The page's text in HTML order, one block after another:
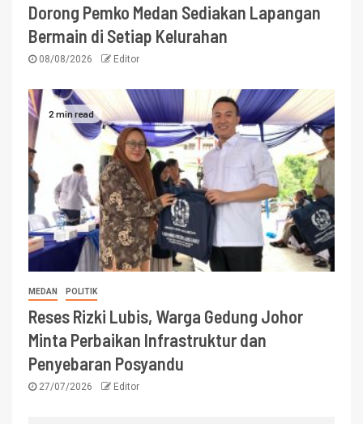
Dorong Pemko Medan Sediakan Lapangan
Bermain di Setiap Kelurahan
08/08/2026 Editor
2 min read
MEDAN POLITIK
Reses Rizki Lubis, Warga Gedung Johor
Minta Perbaikan Infrastruktur dan
Penyebaran Posyandu
27/07/2026 Editor